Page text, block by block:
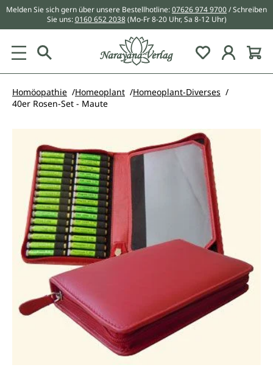
springen
Melden Sie sich gern über unsere Bestellhotline:07626 974 9700/ Schreiben
Sie uns:0160 652 2038 (Mo-Fr 8-20 Uhr, Sa 8-12 Uhr)
Du hast 0
Homöopathie Homeoplant
Homeoplant-Diverses
40er Rosen-Set - Maute